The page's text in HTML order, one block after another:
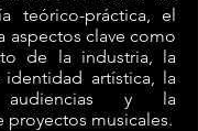
teórico-práctica, el
aspectos clave como
de la industria, la
artística, la
y la
musicales.